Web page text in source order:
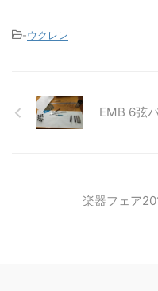
-ウクレレ
EMB 6弦
楽器フェア